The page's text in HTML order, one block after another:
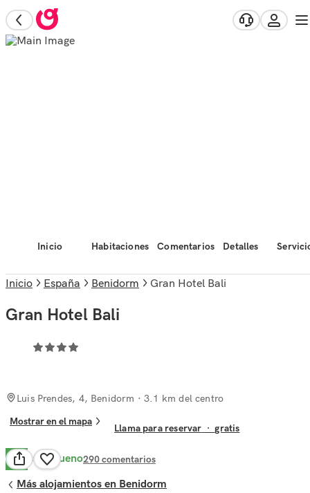
Inicio Habitaciones Comentarios Detalles
Inicio España Benidorm Gran Hotel Bali
Gran Hotel Bali
Luis Prendes, 4, Benidorm · 3.1 km del centro
Mostrar en el mapa
Llama para reservar ·gratis
8.4 Muy Bueno290comentarios
Más alojamientos en Benidorm